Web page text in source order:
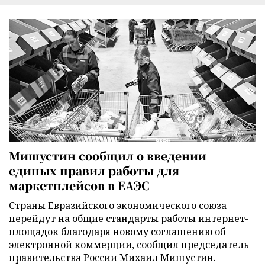
Мишустин сообщил о введении
единых правил работы для
маркетплейсов в ЕАЭС
Страны Евразийского экономического союза
перейдут на общие стандарты работы интернет-
площадок благодаря новому соглашению об
электронной коммерции, сообщил председатель
правительства России Михаил Мишустин.